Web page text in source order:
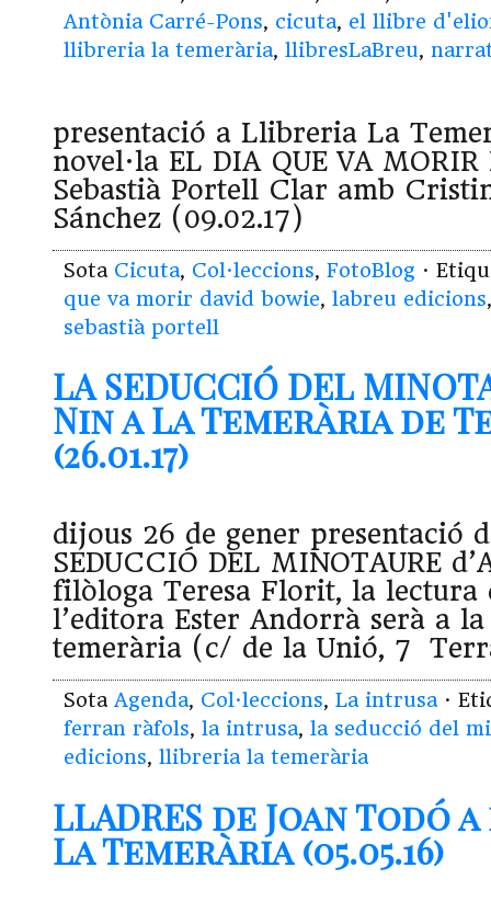
Antònia Carré-Pons, cicuta, el llibre
llibreria la temerària, llibresLaBreu,
presentació a Llibreria La
novel·la EL DIA QUE VA MORIR
Sebastià Portell Clar amb
Sánchez (09.02.17)
Sota Cicuta, Col·leccions, FotoBlog ·
que va morir david bowie, labreu edicions
sebastià portell
LA SEDUCCIÓ DEL
Nin a La Temerària de
(26.01.17)
dijous 26 de gener presentació
SEDUCCIÓ DEL MINOTAURE
filòloga Teresa Florit, la
l’editora Ester Andorrà serà a
temerària (c/ de la Unió, 7
Sota Agenda, Col·leccions, La intrusa ·
ferran ràfols, la intrusa, la seducció del
edicions, llibreria la temerària
LLADRES de Joan
La Temerària (05.05.16)